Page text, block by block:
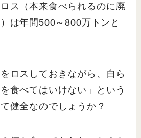
ス（本来食べられるのに廃
は年間500～800万トンと
ロスしておきながら、自ら
食べてはいけない」という
健全なのでしょうか？